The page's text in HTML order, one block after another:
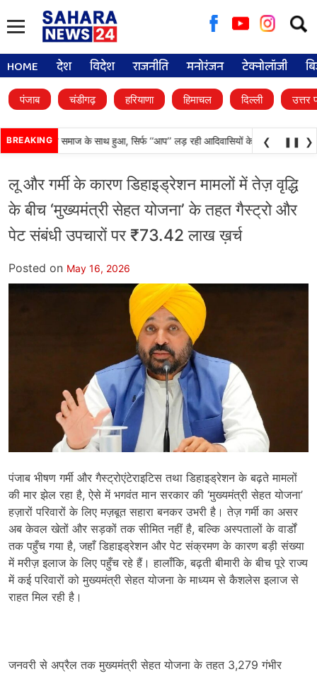
for:
HOME देश विदेश राजनीति मनोरंजन टेक्नोलॉजी
पंजाब चंडीगढ़ हरियाणा हिमाचल दिल्ली उत्तर
BREAKING
आदिवासी समाज के साथ हुआ, सिर्फ ‘‘आप’’ लड़ रही आदिवासियों के अधिकारों की लड़ाई-
❮ ❚❚ ❯
लू और गर्मी के कारण डिहाइड्रेशन मामलों में तेज़ वृद्धि
के बीच ‘मुख्यमंत्री सेहत योजना’ के तहत गैस्ट्रो और
पेट संबंधी उपचारों पर ₹73.42 लाख ख़र्च
Posted on May 16, 2026
पंजाब भीषण गर्मी और गैस्ट्रोएंटेराइटिस तथा डिहाइड्रेशन के बढ़ते मामलों
की मार झेल रहा है, ऐसे में भगवंत मान सरकार की ‘मुख्यमंत्री सेहत योजना’
हज़ारों परिवारों के लिए मज़बूत सहारा बनकर उभरी है। तेज़ गर्मी का असर
अब केवल खेतों और सड़कों तक सीमित नहीं है, बल्कि अस्पतालों के वार्डों
तक पहुँच गया है, जहाँ डिहाइड्रेशन और पेट संक्रमण के कारण बड़ी संख्या
में मरीज़ इलाज के लिए पहुँच रहे हैं। हालाँकि, बढ़ती बीमारी के बीच पूरे राज्य
में कई परिवारों को मुख्यमंत्री सेहत योजना के माध्यम से कैशलेस इलाज से
राहत मिल रही है।
जनवरी से अप्रैल तक मुख्यमंत्री सेहत योजना के तहत 3,279 गंभीर